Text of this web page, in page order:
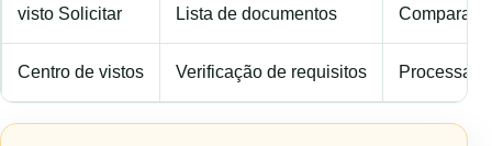
visto Solicitar Lista de documentos Comparar
Centro de vistos Verificação de requisitos